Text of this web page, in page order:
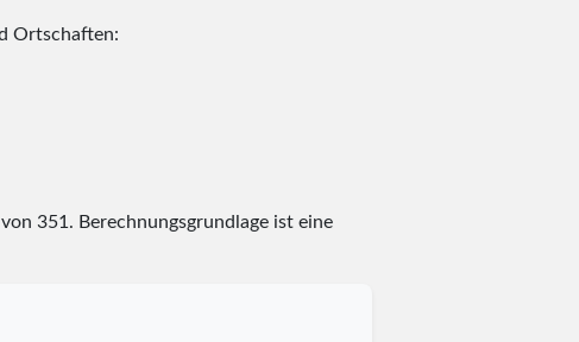
Ortschaften:
351 . Berechnungsgrundlage ist eine